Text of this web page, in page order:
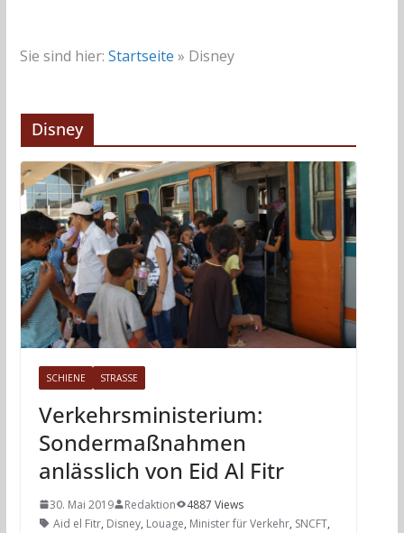
Sie sind hier: Startseite » Disney
Disney
SCHIENE STRASSE
Verkehrsministerium:
Sondermaßnahmen
anlässlich von Eid Al Fitr
30. Mai 2019 Redaktion
4887 Views
Aid el Fitr, Disney, Louage, Minister für Verkehr, SNCFT,